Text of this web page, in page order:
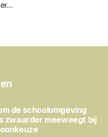
de schoolomgeving
zwaarder meeweegt bij